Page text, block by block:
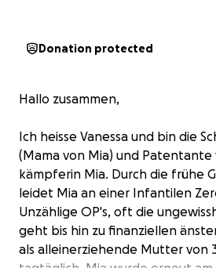
Donation protected
Hallo zusammen,
Ich heisse Vanessa und bin die
(Mama von Mia) und
kämpferin Mia. Durch die frühe
leidet Mia an einer Infantilen
Unzählige OP's, oft die
geht bis hin zu finanziellen
als alleinerziehende Mutter von